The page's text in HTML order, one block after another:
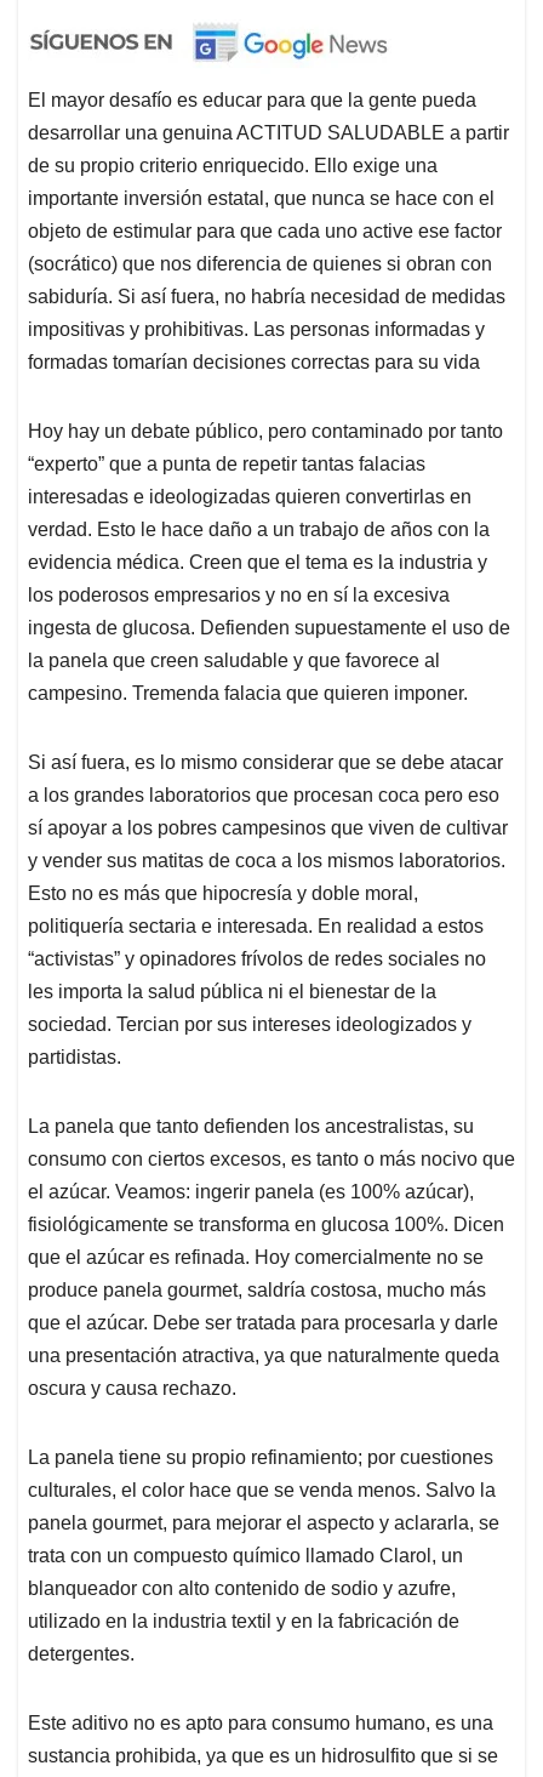
El mayor desafío es educar para que la gente pueda
desarrollar una genuina ACTITUD SALUDABLE a partir
de su propio criterio enriquecido. Ello exige una
importante inversión estatal, que nunca se hace con el
objeto de estimular para que cada uno active ese factor
(socrático) que nos diferencia de quienes si obran con
sabiduría. Si así fuera, no habría necesidad de medidas
impositivas y prohibitivas. Las personas informadas y
formadas tomarían decisiones correctas para su vida
Hoy hay un debate público, pero contaminado por tanto
“experto” que a punta de repetir tantas falacias
interesadas e ideologizadas quieren convertirlas en
verdad. Esto le hace daño a un trabajo de años con la
evidencia médica. Creen que el tema es la industria y
los poderosos empresarios y no en sí la excesiva
ingesta de glucosa. Defienden supuestamente el uso de
la panela que creen saludable y que favorece al
campesino. Tremenda falacia que quieren imponer.
Si así fuera, es lo mismo considerar que se debe atacar
a los grandes laboratorios que procesan coca pero eso
sí apoyar a los pobres campesinos que viven de cultivar
y vender sus matitas de coca a los mismos laboratorios.
Esto no es más que hipocresía y doble moral,
politiquería sectaria e interesada. En realidad a estos
“activistas” y opinadores frívolos de redes sociales no
les importa la salud pública ni el bienestar de la
sociedad. Tercian por sus intereses ideologizados y
partidistas.
La panela que tanto defienden los ancestralistas, su
consumo con ciertos excesos, es tanto o más nocivo que
el azúcar. Veamos: ingerir panela (es 100% azúcar),
fisiológicamente se transforma en glucosa 100%. Dicen
que el azúcar es refinada. Hoy comercialmente no se
produce panela gourmet, saldría costosa, mucho más
que el azúcar. Debe ser tratada para procesarla y darle
una presentación atractiva, ya que naturalmente queda
oscura y causa rechazo.
La panela tiene su propio refinamiento; por cuestiones
culturales, el color hace que se venda menos. Salvo la
panela gourmet, para mejorar el aspecto y aclararla, se
trata con un compuesto químico llamado Clarol, un
blanqueador con alto contenido de sodio y azufre,
utilizado en la industria textil y en la fabricación de
detergentes.
Este aditivo no es apto para consumo humano, es una
sustancia prohibida, ya que es un hidrosulfito que si se